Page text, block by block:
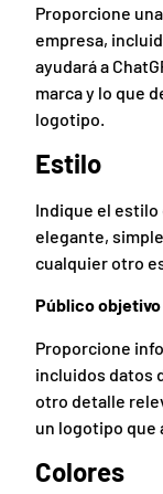
Proporcione
empresa,
ayudará a
marca y lo que
logotipo.
Estilo
Indique el estilo
elegante,
cualquier otro
Público objetivo
Proporcione
incluidos datos
otro detalle
un logotipo que
Colores